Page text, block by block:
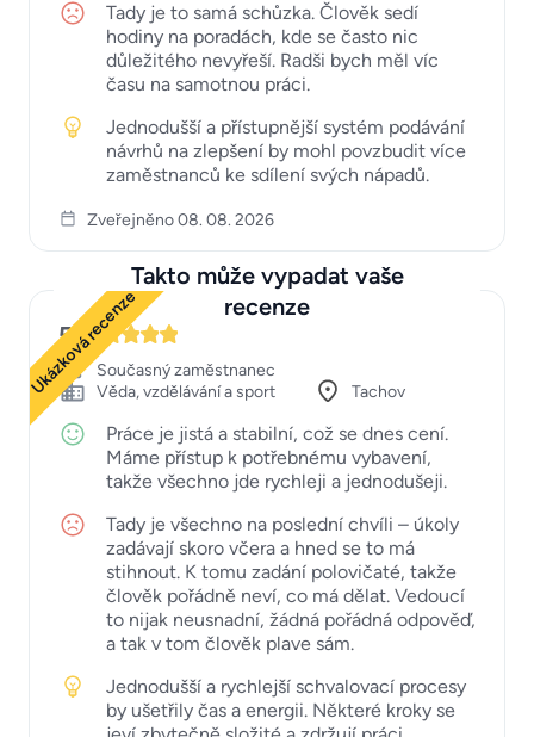
Tady je to samá schůzka. Člověk sedí
hodiny na poradách, kde se často nic
důležitého nevyřeší. Radši bych měl víc
času na samotnou práci.
Jednodušší a přístupnější systém podávání
návrhů na zlepšení by mohl povzbudit více
zaměstnanců ke sdílení svých nápadů.
Zveřejněno 08. 08. 2026
Takto může vypadat vaše
recenze
Ukázková recenze
5
Současný zaměstnanec
Věda, vzdělávání a sport
Tachov
Práce je jistá a stabilní, což se dnes cení.
Máme přístup k potřebnému vybavení,
takže všechno jde rychleji a jednodušeji.
Tady je všechno na poslední chvíli – úkoly
zadávají skoro včera a hned se to má
stihnout. K tomu zadání polovičaté, takže
člověk pořádně neví, co má dělat. Vedoucí
to nijak neusnadní, žádná pořádná odpověď,
a tak v tom člověk plave sám.
Jednodušší a rychlejší schvalovací procesy
by ušetřily čas a energii. Některé kroky se